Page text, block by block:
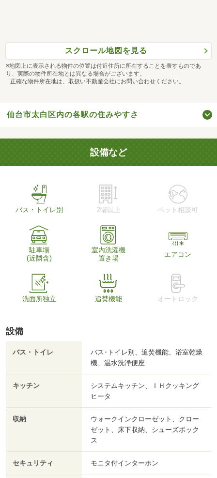
スクロール地図を見る
※地図上に表示される物件の位置は付近住所に所在することを表すものであ
り、実際の物件所在地とは異なる場合がございます。
正確な物件所在地は、取扱い不動産会社にお問い合わせください。
仙台市太白区内の各駅の住みやすさ
設備など
バス・トイレ別 2階以上 ペット相談可
駐車場
(近隣含)
室内洗濯機
置き場
エアコン
洗面所独立 追焚機能 オートロック
設備
バス・トイレ
バス･トイレ別、追焚機能、浴室乾燥
機、温水洗浄便座
キッチン
システムキッチン、ＩＨクッキング
ヒータ
収納
ウォークインクローゼット、クロー
ゼット、床下収納、シューズボック
ス
セキュリティ モニタ付インターホン